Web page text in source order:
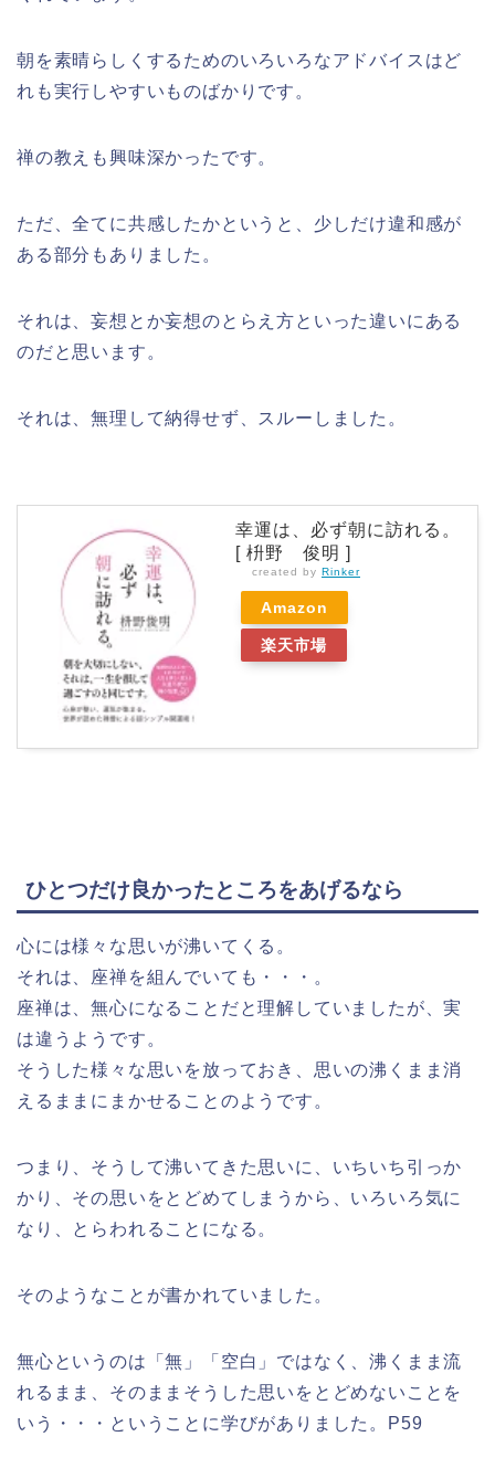
朝を素晴らしくするためのいろいろなアドバイスはど
れも実行しやすいものばかりです。
禅の教えも興味深かったです。
ただ、全てに共感したかというと、少しだけ違和感が
ある部分もありました。
それは、妄想とか妄想のとらえ方といった違いにある
のだと思います。
それは、無理して納得せず、スルーしました。
幸運は、必ず朝に訪れる。
[ 枡野 俊明 ]
created by Rinker
Amazon
楽天市場
ひとつだけ良かったところをあげるなら
心には様々な思いが沸いてくる。
それは、座禅を組んでいても・・・。
座禅は、無心になることだと理解していましたが、実
は違うようです。
そうした様々な思いを放っておき、思いの沸くまま消
えるままにまかせることのようです。
つまり、そうして沸いてきた思いに、いちいち引っか
かり、その思いをとどめてしまうから、いろいろ気に
なり、とらわれることになる。
そのようなことが書かれていました。
無心というのは「無」「空白」ではなく、沸くまま流
れるまま、そのままそうした思いをとどめないことを
いう・・・ということに学びがありました。P59